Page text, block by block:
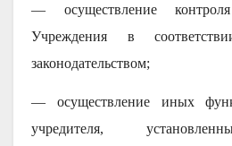
— осуществление
Учреждения в
законодательством;
— осуществление иных
учредителя,